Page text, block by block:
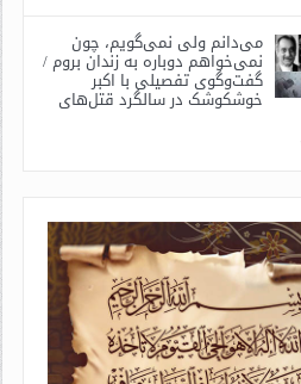
می‌دانم ولی نمی‌گویم، چون
نمی‌خواهم دوباره به زندان بروم /
گفت‌وگوی تفصیلی با اکبر
خوشکوشک در سالگرد قتل‌های